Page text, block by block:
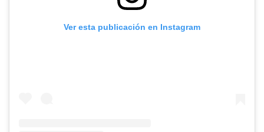
Ver esta publicación en Instagram